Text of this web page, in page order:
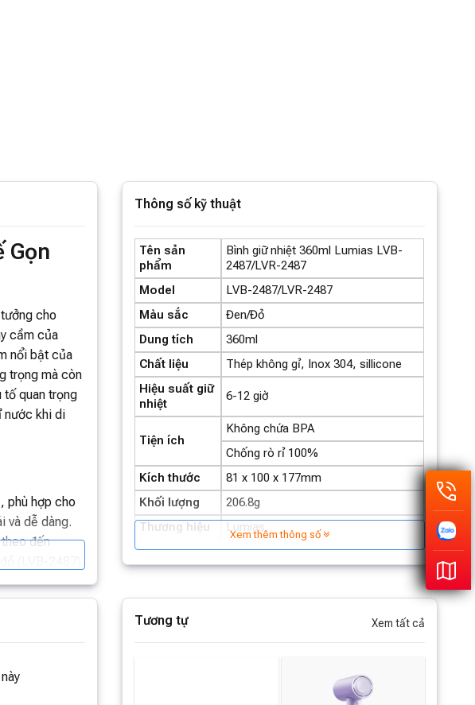
Gọn
cho
cầm của
nổi bật của
trọng mà còn
tố quan trọng
nước khi di
phù hợp cho
và dễ dàng.
đến
(LVB-2487)
Lớp bọc
giúp giữ
Thông số kỹ thuật
Tên sản
phẩm
Bình giữ nhiệt 360ml Lumias LVB-
2487/LVR-2487
Model
LVB-2487/LVR-2487
Màu sắc
Đen/Đỏ
Dung tích
360ml
Chất liệu
Thép không gỉ, Inox 304, sillicone
Hiệu suất giữ
nhiệt
6-12 giờ
Tiện ích
Không chứa BPA
Chống rò rỉ 100%
Kích thước
81 x 100 x 177mm
Khối lượng
206.8g
Thương hiệu
Lumias
Xem thêm thông số
Tương tự Xem tất cả